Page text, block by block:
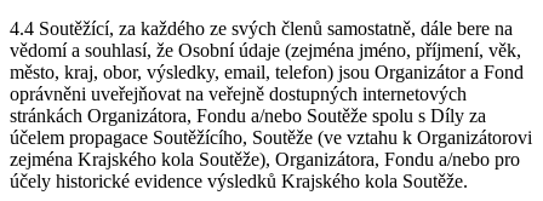
4.4 Soutěžící, za každého ze svých členů samostatně, dále bere na
vědomí a souhlasí, že Osobní údaje (zejména jméno, příjmení, věk,
město, kraj, obor, výsledky, email, telefon) jsou Organizátor a Fond
oprávněni uveřejňovat na veřejně dostupných internetových
stránkách Organizátora, Fondu a/nebo Soutěže spolu s Díly za
účelem propagace Soutěžícího, Soutěže (ve vztahu k Organizátorovi
zejména Krajského kola Soutěže), Organizátora, Fondu a/nebo pro
účely historické evidence výsledků Krajského kola Soutěže.